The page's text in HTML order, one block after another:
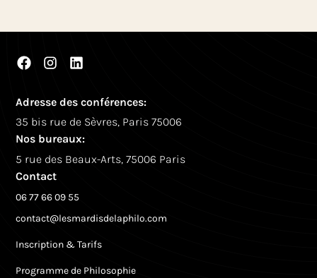
Adresse des conférences:
35 bis rue de Sèvres, Paris 75006
Nos bureaux:
5 rue des Beaux-Arts, 75006 Paris
Contact
06 77 66 09 55
contact@lesmardisdelaphilo.com
Inscription & Tarifs
Programme de Philosophie